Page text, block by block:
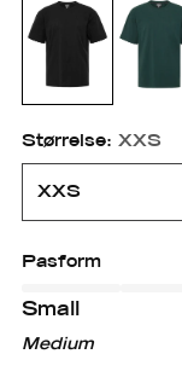
Størrelse: XXS
Pasform
Small
Small
Small
Medium